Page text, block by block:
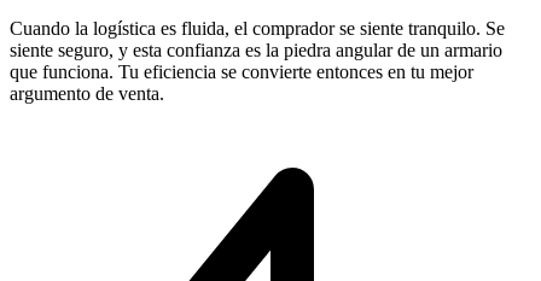
Cuando la logística es fluida, el comprador se siente tranquilo. Se
siente seguro, y esta confianza es la piedra angular de un armario
que funciona. Tu eficiencia se convierte entonces en tu mejor
argumento de venta.